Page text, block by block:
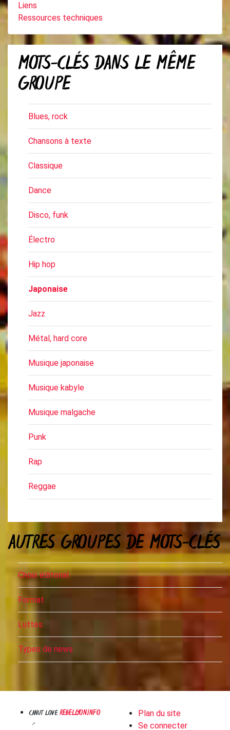
Liens
Ressources techniques
MOTS-CLÉS DANS LE MÊME
GROUPE
Blues, rock
Chansons à texte
Classique
Dance
Disco, funk
Électro
Hip hop
Japonaise
Jazz
Métal, hard core
Musique japonaise
Musique kabyle
Musique malgache
Punk
Rap
Reggae
AUTRES GROUPES DE MOTS-CLÉS
Choix éditorial
Format
Luttes
Types de news
CANUT LOVEREBELLYON.INFO
Plan du site
Se connecter